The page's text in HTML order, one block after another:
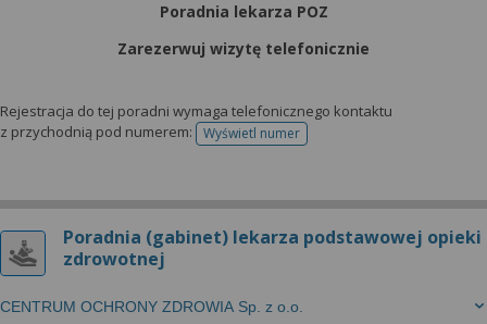
Poradnia lekarza POZ
Zarezerwuj wizytę telefonicznie
Rejestracja do tej poradni wymaga telefonicznego kontaktu
z przychodnią pod numerem:
Wyświetl numertelefonu do rejestracji
Poradnia (gabinet) lekarza podstawowej opieki
zdrowotnej
CENTRUM OCHRONY ZDROWIA Sp. z o.o.